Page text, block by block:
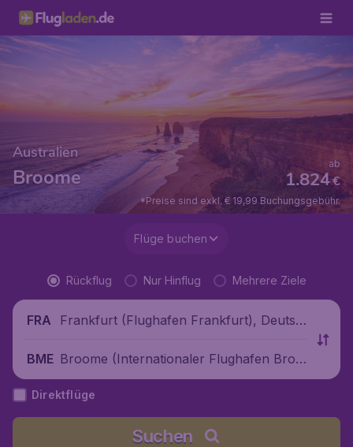
Australien
Broome €
1.824
ab
*Preise sind exkl. € 19,99 Buchungsgebühr.
Flüge buchen
Rückflug Nur Hinflug Mehrere Ziele
FRA
Frankfurt (Flughafen Frankfurt), Deutsc
BME Broome (Internationaler Flughafen Broo
me), Australien
Direktflüge
Suchen